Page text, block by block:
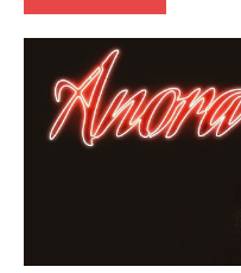
débats